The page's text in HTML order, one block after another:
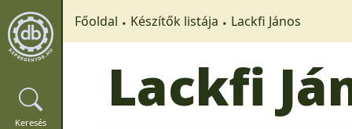
Keresés
Főoldal Készítők listája Lackfi János
Lackfi